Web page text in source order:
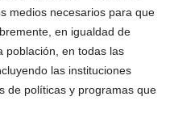
medios necesarios para que
en igualdad de
población, en todas las
las instituciones
de políticas y programas que